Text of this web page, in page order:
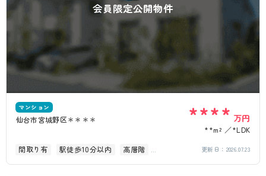
会員限定公開物件
マンション
仙台市宮城野区＊＊＊＊ **** 万円
**m²
*LDK
間取り有
駅徒歩10分以内
高層階
更新日： 2026.07.23